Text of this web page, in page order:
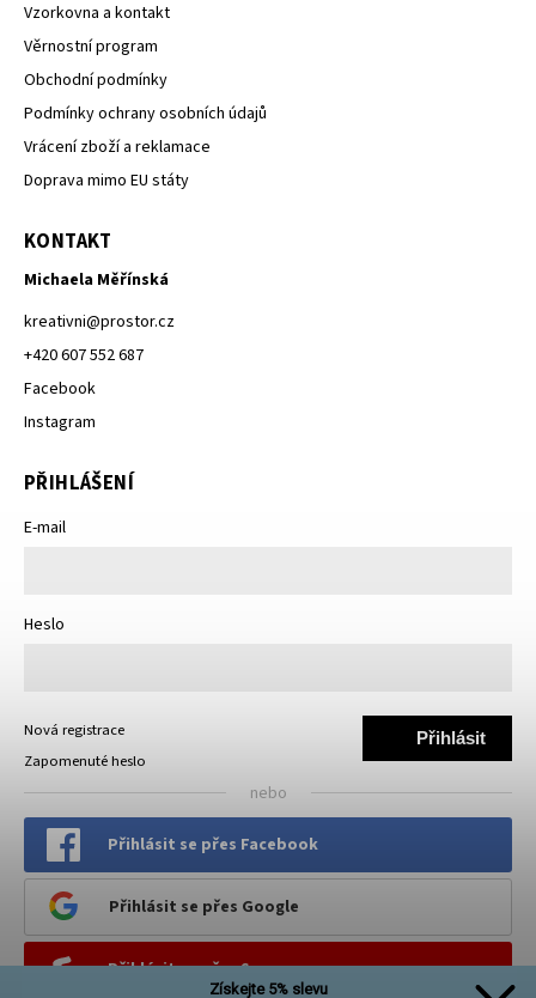
Vzorkovna a kontakt
Věrnostní program
Obchodní podmínky
Podmínky ochrany osobních údajů
Vrácení zboží a reklamace
Doprava mimo EU státy
KONTAKT
Michaela Měřínská
kreativni@prostor.cz
+420 607 552 687
Facebook
Instagram
PŘIHLÁŠENÍ
E-mail
Heslo
Přihlásit
Nová registrace
Zapomenuté heslo
nebo
Přihlásit se přes Facebook
Přihlásit se přes Google
Přihlásit se přes Seznam
Získejte 5% slevu